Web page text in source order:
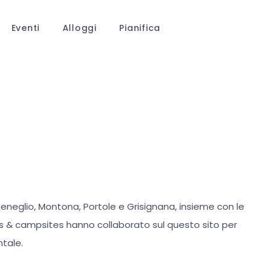
Eventi Alloggi Pianifica
Montona, Portole e Grisignana, insieme con le
& campsites hanno collaborato sul questo sito per